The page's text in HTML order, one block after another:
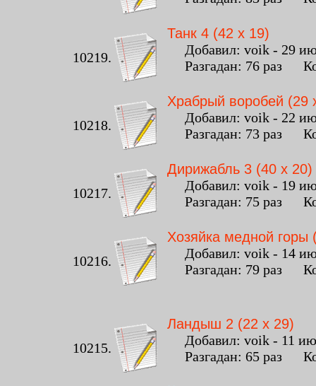
10219.
Танк 4 (42 x 19)
Добавил: voik - 29
Разгадан: 76 раз
10218.
Храбрый воробей (29
Добавил: voik - 22
Разгадан: 73 раз
10217.
Дирижабль 3 (40 x 20)
Добавил: voik - 19
Разгадан: 75 раз
10216.
Хозяйка медной горы
Добавил: voik - 14
Разгадан: 79 раз
10215.
Ландыш 2 (22 x 29)
Добавил: voik - 11
Разгадан: 65 раз